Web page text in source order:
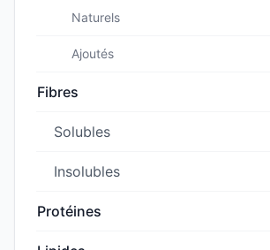
Naturels
Ajoutés
Fibres
Solubles
Insolubles
Protéines